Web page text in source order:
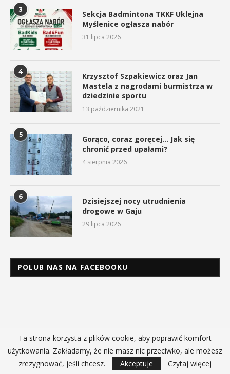
3
Sekcja Badmintona TKKF Uklejna
Myślenice ogłasza nabór
31 lipca 2026
4
Krzysztof Szpakiewicz oraz Jan
Mastela z nagrodami burmistrza w
dziedzinie sportu
13 października 2021
5
Gorąco, coraz goręcej… Jak się
chronić przed upałami?
4 sierpnia 2026
6
Dzisiejszej nocy utrudnienia
drogowe w Gaju
29 lipca 2026
POLUB NAS NA FACEBOOKU
Ta strona korzysta z plików cookie, aby poprawić komfort
użytkowania. Zakładamy, że nie masz nic przeciwko, ale możesz
zrezygnować, jeśli chcesz.
Akceptuje Czytaj więcej